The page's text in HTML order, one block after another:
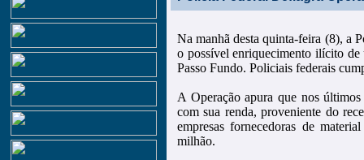
Na manhã desta quinta-feira (8), a
o possível enriquecimento ilícito
Passo Fundo. Policiais federais
A Operação apura que nos
com sua renda, proveniente do
empresas fornecedoras de
milhão.